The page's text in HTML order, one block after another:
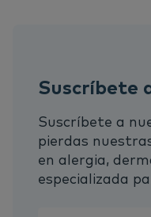
Suscríbete
Suscríbete a
pierdas
en alergia,
especializada